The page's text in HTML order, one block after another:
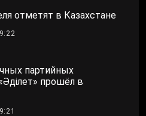
отметят в Казахстане
партийных
прошёл в